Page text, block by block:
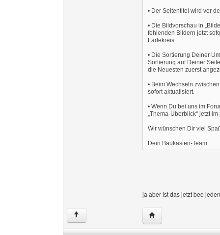
• Der Seitentitel wird vor
• Die Bildvorschau in
fehlenden Bildern jetzt
Ladekreis.
• Die Sortierung Deiner
Sortierung auf Deiner
die Neuesten zuerst
• Beim Wechseln
sofort aktualisiert.
• Wenn Du bei uns im
„Thema-Überblick“ jetzt
Wir wünschen Dir viel
Dein Baukasten-Team
ja aber ist das jetzt beo
↑ Website dieses